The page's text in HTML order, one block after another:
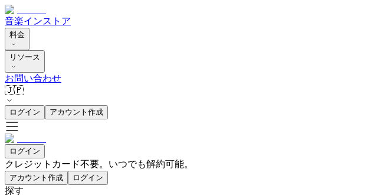
音楽インストア
料金
リソース
お問い合わせ
🇯🇵
ログイン アカウント作成
ログイン
クレジットカード不要。いつでも解約可能。
アカウント作成 ログイン
探す